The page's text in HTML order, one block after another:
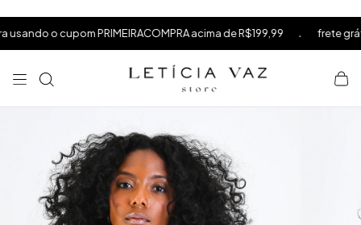
o cupom PRIMEIRACOMPRA acima de R$199,99 . frete grátis